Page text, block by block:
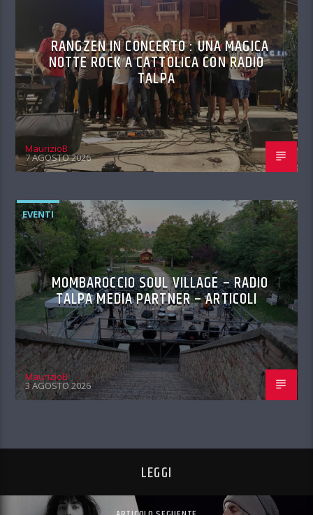
RANGZEN IN CONCERTO : UNA MAGICA
NOTTE ROCK A CATTOLICA CON RADIO
TALPA
MaurizioB
7 AGOSTO 2026
EVENTI
MOMBAROCCIO SOUL VILLAGE – RADIO
TALPA MEDIA PARTNER – ARTICOLI
MaurizioB
3 AGOSTO 2026
LEGGI